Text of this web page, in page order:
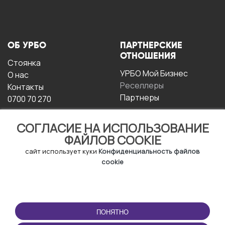
СОГЛАСИЕ НА ИСПОЛЬЗОВАНИЕ
ФАЙЛОВ COOKIE
сайт использует куки Конфиденциальность файлов
cookie
ПОНЯТНО
ОБ УРБО
Стоянка
О нас
Контакты
0700 70 270
ПАРТНЕРСКИЕ
ОТНОШЕНИЯ
УРБО Мой Бизнес
Реселлеры
Партнеры
ЭКСПЛУАТАЦИИ
Условия и положения
ПРИЛОЖЕНИЕ